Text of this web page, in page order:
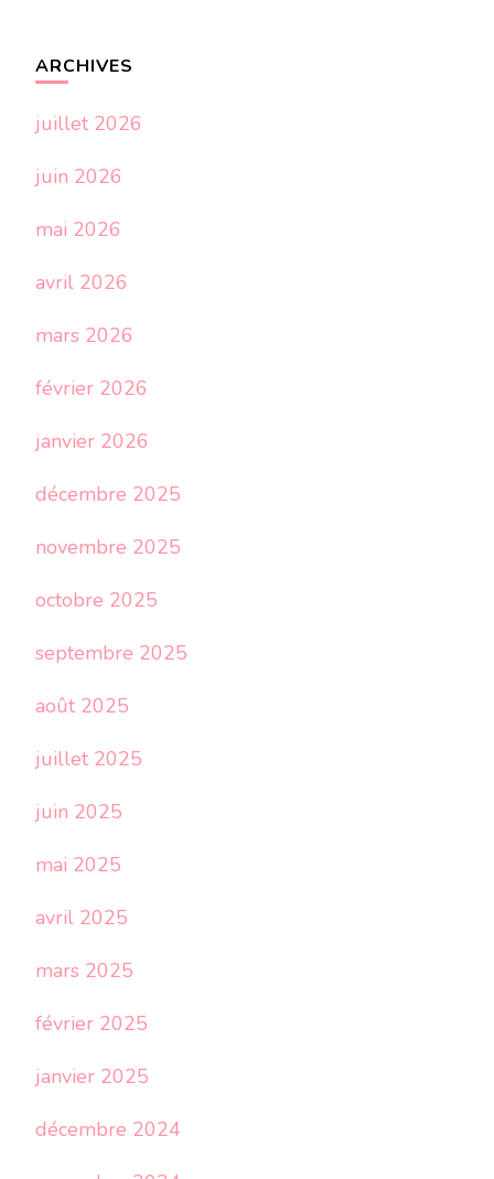
ARCHIVES
juillet 2026
juin 2026
mai 2026
avril 2026
mars 2026
février 2026
janvier 2026
décembre 2025
novembre 2025
octobre 2025
septembre 2025
août 2025
juillet 2025
juin 2025
mai 2025
avril 2025
mars 2025
février 2025
janvier 2025
décembre 2024